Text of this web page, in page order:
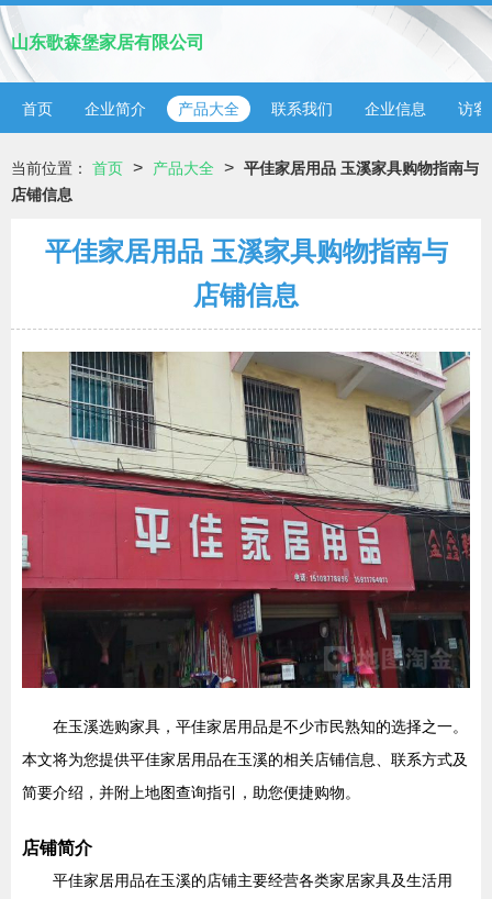
山东歌森堡家居有限公司
首页 企业简介 产品大全 联系我们 企业信息 访客
当前位置： 首页 > 产品大全 > 平佳家居用品 玉溪家具购物指南与
店铺信息
平佳家居用品 玉溪家具购物指南与
店铺信息
在玉溪选购家具，平佳家居用品是不少市民熟知的选择之一。
本文将为您提供平佳家居用品在玉溪的相关店铺信息、联系方式及
简要介绍，并附上地图查询指引，助您便捷购物。
店铺简介
平佳家居用品在玉溪的店铺主要经营各类家居家具及生活用